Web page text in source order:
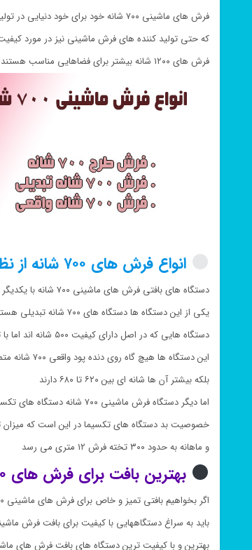
فرش های ماشینی ۷۰۰ شانه خود برای خود دنیایی در تولید دارند
که حتی تولید کننده های فرش ماشینی نیز در مورد
فرش های ۱۲۰۰ شانه بیشتر برای فضاهایی مناسب هستند که می خواهیم تنها یک تخته فرش پهن کنیم.
انواع فرش های ۷۰۰ شانه از نظر دستگاه بافتی :
دستگاه های بافتی فرش های ماشینی ۷۰۰ شانه با یکدیگر کاملا متنوع اند
یکی از این دستگاه ها دستگاه های ۷۰۰ شانه تبدیلی هستند
دستگاه هایی که در اصل دارای کیفیت ۵۰۰ شانه اند اما با تغییر مشخصات مکانیکی دستگاه به بافت ۷۰۰ می رسند
این دستگاه ها هیچ گاه روی دنده پود واقعی ۷۰۰ شانه متمرکز نمی شوند
بلکه بیشتر آن ها شانه ای بین ۶۲۰ تا ۶۸۰ دارند
اما دیگر دستگاه فرش ماشینی ۷۰۰ شانه دستگاه های تکسیما هستند
خصوصیت بد دستگاه های تکسیما در این است که میزان
و ماهانه به حدود ۳۰۰ تخته فرش ۱۲ متری می رسد
بهترین بافت برای فرش های ۷۰۰ شانه :
اگر بخواهیم بافتی تمیز و خاص برای فرش های ماشینی ۷۰۰ شانه داشته باشیم
باید به سراغ دستگاههایی با کیفیت برای بافت فرش
بهترین و با کیفیت ترین دستگاه های بافت فرش های ماشینی ۷۰۰ شانه دستگاه شونهر و